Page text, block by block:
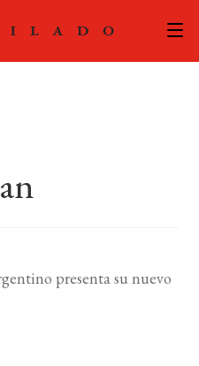
presenta su nuevo